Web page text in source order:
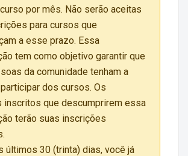
por mês. Não serão aceitas
para cursos que
a esse prazo. Essa
tem como objetivo garantir que
da comunidade tenham a
dos cursos. Os
inscritos que descumprirem essa
terão suas inscrições
30 (trinta) dias, você já